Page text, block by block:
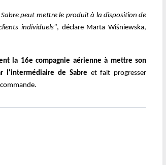
Sabrepeut mettre le produit à la disposition de
individuels", déclare Marta Wiśniewska,
la 16e compagnie aérienne à mettreson
l'intermédiaire de Sabre et fait progresser